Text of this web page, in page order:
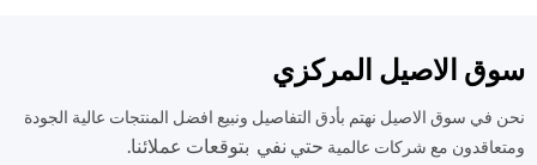
لهذا
يمكن
اختيار
الاصيل المركزي
سوق الاصيل نهتم بأدق التفاصيل ونبيع افضل المنتجات عالية الجودة
مع شركات عالميةحتي نفي بتوقعات عملائنا.